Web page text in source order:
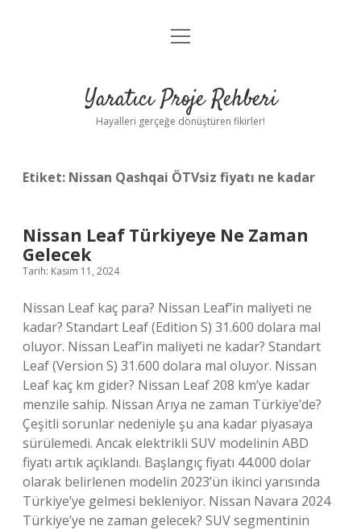
Anasayfa
Yasal Uyarı
menüyü
Yaratıcı Proje Rehberi
Hayalleri gerçeğe dönüştüren fikirler!
Etiket: Nissan Qashqai ÖTVsiz fiyatı ne kadar
Nissan Leaf Türkiyeye Ne Zaman
Gelecek
Tarih: Kasım 11, 2024
Nissan Leaf kaç para? Nissan Leaf’in maliyeti ne
kadar? Standart Leaf (Edition S) 31.600 dolara mal
oluyor. Nissan Leaf’in maliyeti ne kadar? Standart
Leaf (Version S) 31.600 dolara mal oluyor. Nissan
Leaf kaç km gider? Nissan Leaf 208 km’ye kadar
menzile sahip. Nissan Arıya ne zaman Türkiye’de?
Çeşitli sorunlar nedeniyle şu ana kadar piyasaya
sürülemedi. Ancak elektrikli SUV modelinin ABD
fiyatı artık açıklandı. Başlangıç ​​fiyatı 44.000 dolar
olarak belirlenen modelin 2023’ün ikinci yarısında
Türkiye’ye gelmesi bekleniyor. Nissan Navara 2024
Türkiye’ye ne zaman gelecek? SUV segmentinin